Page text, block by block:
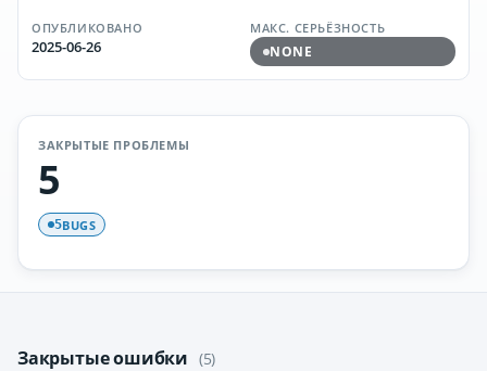
ОПУБЛИКОВАНО
2025-06-26
МАКС. СЕРЬЁЗНОСТЬ
NONE
ЗАКРЫТЫЕ ПРОБЛЕМЫ
5
5BUGS
Закрытые ошибки (5)